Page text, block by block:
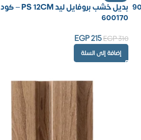
بديل خشب بروفايل ليد PS 12CM – كود
600170
EGP310
EGP215
إضافة إلى السلة